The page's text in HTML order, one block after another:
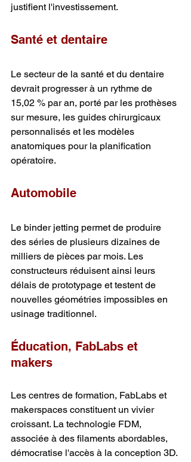
justifient l'investissement.
Santé et dentaire
Le secteur de la santé et du dentaire
devrait progresser à un rythme de
15,02 % par an, porté par les prothèses
sur mesure, les guides chirurgicaux
personnalisés et les modèles
anatomiques pour la planification
opératoire.
Automobile
Le binder jetting permet de produire
des séries de plusieurs dizaines de
milliers de pièces par mois. Les
constructeurs réduisent ainsi leurs
délais de prototypage et testent de
nouvelles géométries impossibles en
usinage traditionnel.
Éducation, FabLabs et
makers
Les centres de formation, FabLabs et
makerspaces constituent un vivier
croissant. La technologie FDM,
associée à des filaments abordables,
démocratise l'accès à la conception 3D.